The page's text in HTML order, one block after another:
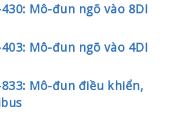
430: Mô-đun ngõ vào 8DI
403: Mô-đun ngõ vào 4DI
833: Mô-đun điều khiển,